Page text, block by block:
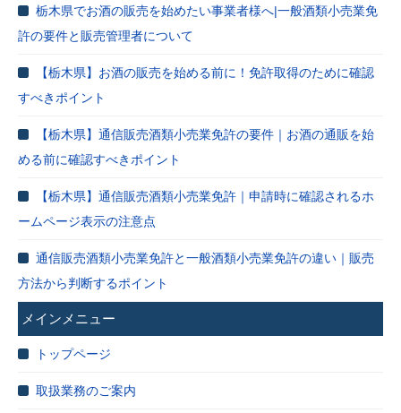
栃木県でお酒の販売を始めたい事業者様へ|一般酒類小売業免
許の要件と販売管理者について
【栃木県】お酒の販売を始める前に！免許取得のために確認
すべきポイント
【栃木県】通信販売酒類小売業免許の要件｜お酒の通販を始
める前に確認すべきポイント
【栃木県】通信販売酒類小売業免許｜申請時に確認されるホ
ームページ表示の注意点
通信販売酒類小売業免許と一般酒類小売業免許の違い｜販売
方法から判断するポイント
メインメニュー
トップページ
取扱業務のご案内